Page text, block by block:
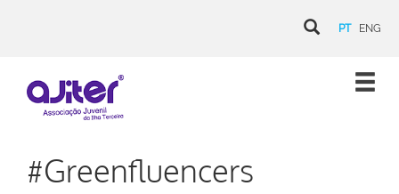
PT ENG
#Greenfluencers